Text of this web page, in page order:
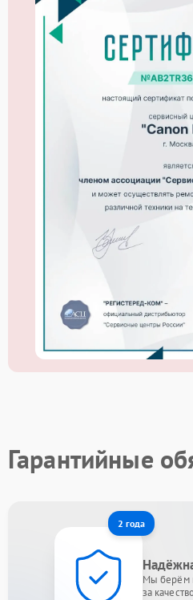
Гарантийные
2 года
Мы берём
за